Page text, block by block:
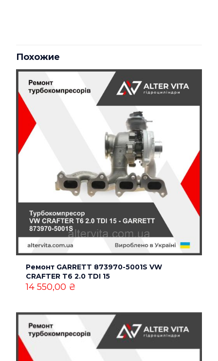
(2674822, 2674A822, GT2556S)
Garrett — 785827-5017S»
Ваш адрес email не будет опубликован. Обязательные
поля помечены
Ваша оценка
3 из 5
звёзд
4 из 5
звёзд
звёзд
Имя*
Email *
Сохранить моё имя, email и адрес сайта в этом
браузере для последующих моих комментариев.
Похожие
Ремонт GARRETT 873970-5001S VW
CRAFTER T6 2.0 TDI 15
14 550,00 ₴